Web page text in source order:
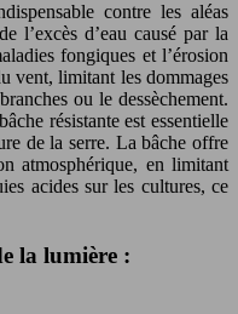
contre les aléas
l’excès d’eau causé par la
fongiques et l’érosion
vent, limitant les dommages
ou le dessèchement.
résistante est essentielle
de la serre. La bâche offre
atmosphérique, en limitant
acides sur les cultures, ce
la lumière :